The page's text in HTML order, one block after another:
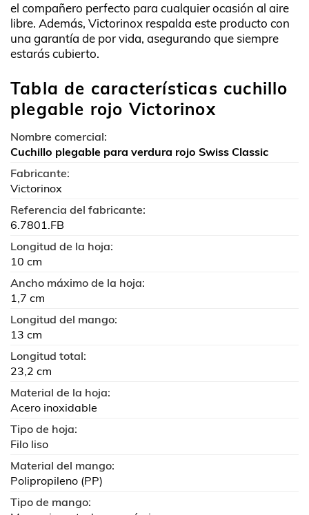
el compañero perfecto para cualquier ocasión al aire
libre. Además, Victorinox respalda este producto con
una garantía de por vida, asegurando que siempre
estarás cubierto.
Tabla de características cuchillo
plegable rojo Victorinox
Nombre comercial:
Cuchillo plegable para verdura rojo Swiss Classic
Fabricante:
Victorinox
Referencia del fabricante:
6.7801.FB
Longitud de la hoja:
10 cm
Ancho máximo de la hoja:
1,7 cm
Longitud del mango:
13 cm
Longitud total:
23,2 cm
Material de la hoja:
Acero inoxidable
Tipo de hoja:
Filo liso
Material del mango:
Polipropileno (PP)
Tipo de mango: